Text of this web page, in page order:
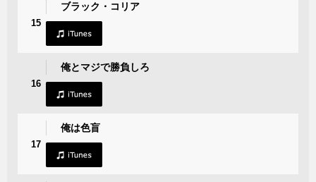
15
ブラック・コリア
16
俺とマジで勝負しろ
17
俺は色盲